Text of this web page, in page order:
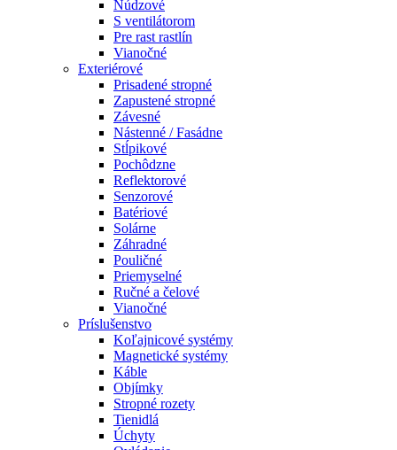
Núdzové
S ventilátorom
Pre rast rastlín
Vianočné
Exteriérové
Prisadené stropné
Zapustené stropné
Závesné
Nástenné / Fasádne
Stĺpikové
Pochôdzne
Reflektorové
Senzorové
Batériové
Solárne
Záhradné
Pouličné
Priemyselné
Ručné a čelové
Vianočné
Príslušenstvo
Koľajnicové systémy
Magnetické systémy
Káble
Objímky
Stropné rozety
Tienidlá
Úchyty